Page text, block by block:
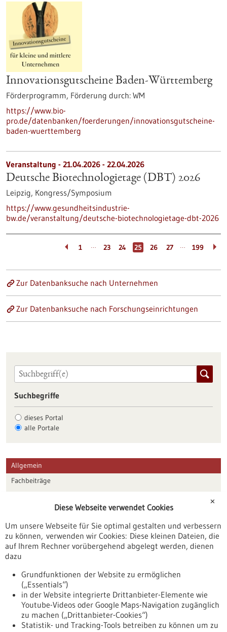
Innovationsgutscheine Baden-Württemberg
Förderprogramm, Förderung durch: WM
https://www.bio-
pro.de/datenbanken/foerderungen/innovationsgutscheine-
baden-wuerttemberg
Veranstaltung - 21.04.2026 - 22.04.2026
Deutsche Biotechnologietage (DBT) 2026
Leipzig, Kongress/Symposium
https://www.gesundheitsindustrie-
bw.de/veranstaltung/deutsche-biotechnologietage-dbt-2026
1 … 23 24 25 26 27 … 199
Zur Datenbanksuche nach Unternehmen
Zur Datenbanksuche nach Forschungseinrichtungen
Suchbegriffe
dieses Portal
alle Portale
Allgemein
Fachbeiträge
Veranstaltungen
Erscheinungsdatum
✕
Diese Webseite verwendet Cookies
Um unsere Webseite für Sie optimal gestalten und verbessern
zu können, verwenden wir Cookies: Diese kleinen Dateien, die
auf Ihrem Rechner vorübergehend abgelegt werden, dienen
dazu
Grundfunktionen der Website zu ermöglichen
(„Essentials“)
in der Website integrierte Drittanbieter-Elemente wie
Youtube-Videos oder Google Maps-Navigation zugänglich
zu machen („Drittanbieter-Cookies“)
Statistik- und Tracking-Tools betreiben zu können um zu